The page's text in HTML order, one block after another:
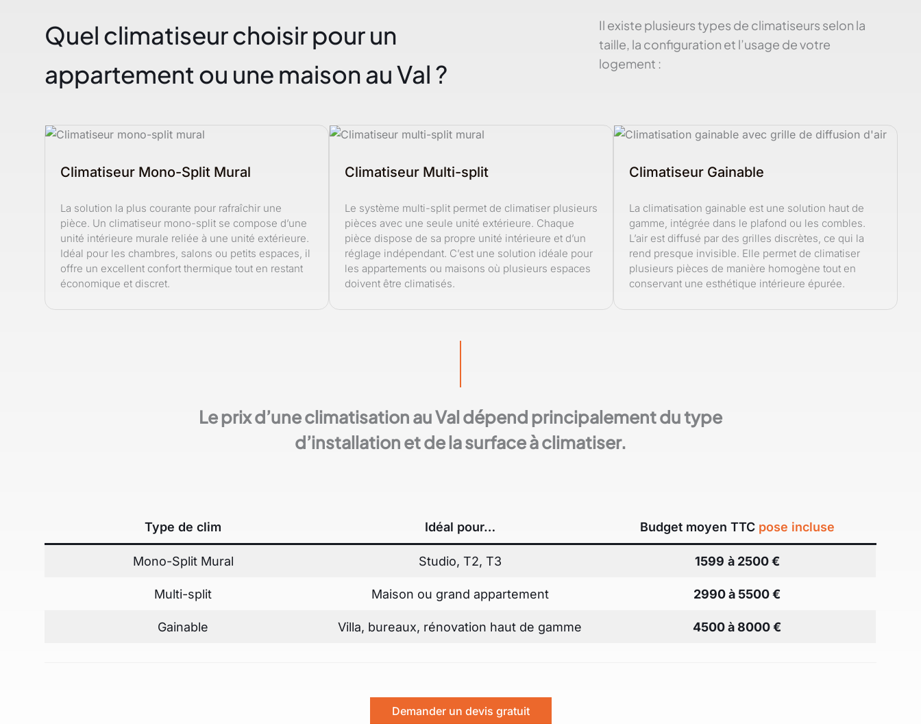
Quel climatiseur choisir pour un
appartement ou une maison au Val ?
Il existe plusieurs types de climatiseurs selon la
taille, la configuration et l’usage de votre
logement :
Climatiseur Mono-Split Mural
La solution la plus courante pour rafraîchir une
pièce. Un climatiseur mono-split se compose d’une
unité intérieure murale reliée à une unité extérieure.
Idéal pour les chambres, salons ou petits espaces, il
offre un excellent confort thermique tout en restant
économique et discret.
Climatiseur Multi-split
Le système multi-split permet de climatiser plusieurs
pièces avec une seule unité extérieure. Chaque
pièce dispose de sa propre unité intérieure et d’un
réglage indépendant. C’est une solution idéale pour
les appartements ou maisons où plusieurs espaces
doivent être climatisés.
Climatiseur Gainable
La climatisation gainable est une solution haut de
gamme, intégrée dans le plafond ou les combles.
L’air est diffusé par des grilles discrètes, ce qui la
rend presque invisible. Elle permet de climatiser
plusieurs pièces de manière homogène tout en
conservant une esthétique intérieure épurée.
Le prix d’une climatisation au Val dépend principalement du type
d’installation et de la surface à climatiser.
Type de clim Idéal pour… Budget moyen TTC pose incluse
Mono-Split Mural Studio, T2, T3 1599 à 2500 €
Multi-split Maison ou grand appartement 2990 à 5500 €
Gainable Villa, bureaux, rénovation haut de gamme 4500 à 8000 €
Demander un devis gratuit